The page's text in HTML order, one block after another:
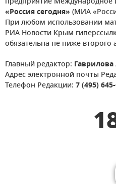
«Россия сегодня» (МИА
При любом использовании
РИА Новости Крым
обязательна не ниже второго
Главный редактор: Гаврилова
Адрес электронной почты
Телефон Редакции: 7 (495)